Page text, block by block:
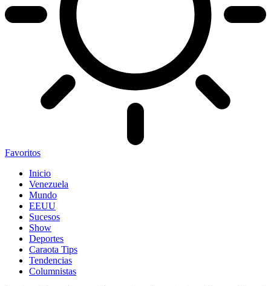
Favoritos
Inicio
Venezuela
Mundo
EEUU
Sucesos
Show
Deportes
Caraota Tips
Tendencias
Columnistas